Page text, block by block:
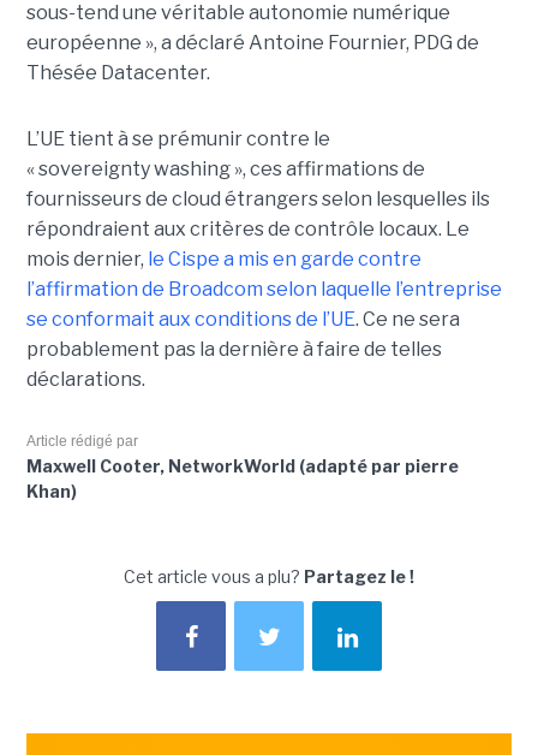
sous-tend une véritable autonomie numérique
européenne », a déclaré Antoine Fournier, PDG de
Thésée Datacenter.
L’UE tient à se prémunir contre le
« sovereignty washing », ces affirmations de
fournisseurs de cloud étrangers selon lesquelles ils
répondraient aux critères de contrôle locaux. Le
mois dernier, le Cispe a mis en garde contre
l’affirmation de Broadcom selon laquelle l’entreprise
se conformait aux conditions de l’UE. Ce ne sera
probablement pas la dernière à faire de telles
déclarations.
Article rédigé par
Maxwell Cooter, NetworkWorld (adapté par pierre
Khan)
Cet article vous a plu? Partagez le !